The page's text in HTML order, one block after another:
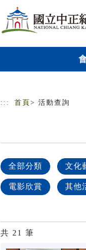
::: 首頁 > 活動查詢
全部分類 文化
電影欣賞 其他
共 21 筆